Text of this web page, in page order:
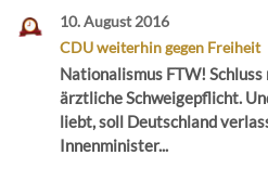
10. August 2016
CDU weiterhin gegen Freiheit
Nationalismus FTW!
ärztliche Schweigepflicht.
liebt, soll Deutschland
Innenminister...